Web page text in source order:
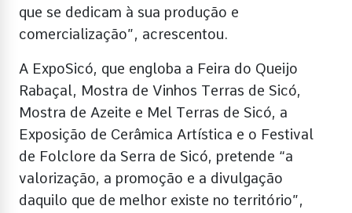
que se dedicam à sua produção e
comercialização”, acrescentou.
A ExpoSicó, que engloba a Feira do Queijo
Rabaçal, Mostra de Vinhos Terras de Sicó,
Mostra de Azeite e Mel Terras de Sicó, a
Exposição de Cerâmica Artística e o Festival
de Folclore da Serra de Sicó, pretende “a
valorização, a promoção e a divulgação
daquilo que de melhor existe no território”,